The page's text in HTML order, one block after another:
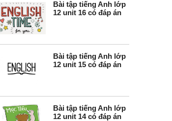
Bài tập tiếng Anh lớp
12 unit 16 có đáp án
Bài tập tiếng Anh lớp
12 unit 15 có đáp án
Bài tập tiếng Anh lớp
12 unit 14 có đáp án